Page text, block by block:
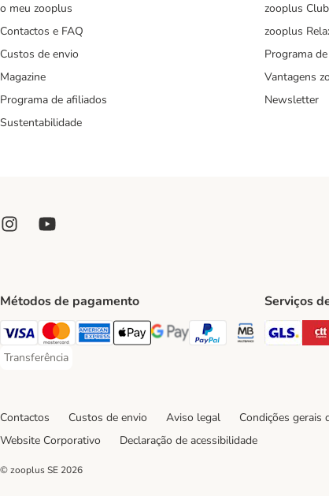
o meu zooplus
Contactos e FAQ
Custos de envio
Magazine
Programa de afiliados
Sustentabilidade
zooplus Club
zooplus
Programa
Vantagens
Newsletter
Métodos de pagamento
Visa Payment Method
Mastercard Payment Method
American Express Payment Method
Apple Pay Payment Method
Google Pay Payment Method
PayPal Payment Method
Multibanco
Transferência
Transferência Payment Method
Serviços
Contactos Custos de envio Aviso legal Condições gerais
Website Corporativo
Declaração de acessibilidade
© zooplus SE 2026